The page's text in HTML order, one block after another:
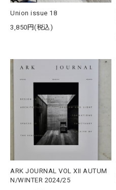
Union issue 18
3,850円(税込)
ARK JOURNAL VOL XII AUTUM
N/WINTER 2024/25